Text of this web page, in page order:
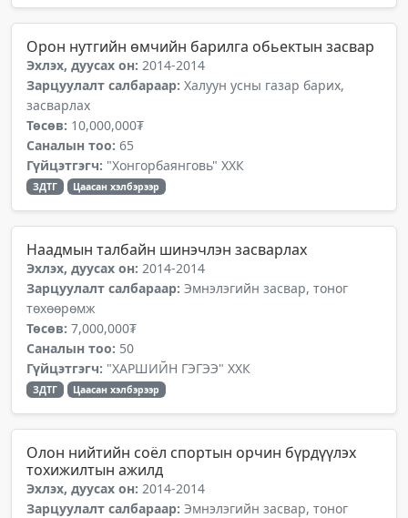
Орон нутгийн өмчийн барилга обьектын засвар
Эхлэх, дуусах он: 2014-2014
Зарцуулалт салбараар: Халуун усны газар барих,
засварлах
Төсөв: 10,000,000₮
Саналын тоо: 65
Гүйцэтгэгч: "Хонгорбаянговь" ХХК
ЗДТГ Цаасан хэлбэрээр
Наадмын талбайн шинэчлэн засварлах
Эхлэх, дуусах он: 2014-2014
Зарцуулалт салбараар: Эмнэлэгийн засвар, тоног
төхөөрөмж
Төсөв: 7,000,000₮
Саналын тоо: 50
Гүйцэтгэгч: "ХАРШИЙН ГЭГЭЭ" ХХК
ЗДТГ Цаасан хэлбэрээр
Олон нийтийн соёл спортын орчин бүрдүүлэх
тохижилтын ажилд
Эхлэх, дуусах он: 2014-2014
Зарцуулалт салбараар: Эмнэлэгийн засвар, тоног